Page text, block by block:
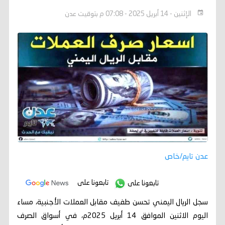
الإثنين - 14 أبريل 2025 - 07:08 م بتوقيت عدن
عدن تايم/خاص
تابعونا على تابعونا على
سجل الريال اليمني تحسن طفيف مقابل العملات الأجنبية، مساء
اليوم الاثنين الموافق 14 أبريل 2025م، في أسواق الصرف